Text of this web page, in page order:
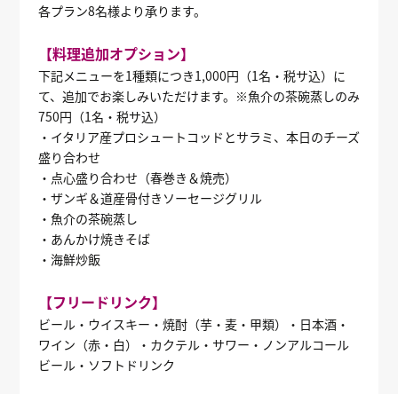
各プラン8名様より承ります。
【料理追加オプション】
下記メニューを1種類につき1,000円（1名・税サ込）に
て、追加でお楽しみいただけます。※魚介の茶碗蒸しのみ
750円（1名・税サ込）
・イタリア産プロシュートコッドとサラミ、本日のチーズ
盛り合わせ
・点心盛り合わせ（春巻き＆焼売）
・ザンギ＆道産骨付きソーセージグリル
・魚介の茶碗蒸し
・あんかけ焼きそば
・海鮮炒飯
【フリードリンク】
ビール・ウイスキー・焼酎（芋・麦・甲類）・日本酒・
ワイン（赤・白）・カクテル・サワー・ノンアルコール
ビール・ソフトドリンク